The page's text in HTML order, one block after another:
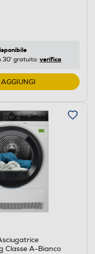
30' gratuito: verifica
AGGIUNGI
Classe A-Bianco